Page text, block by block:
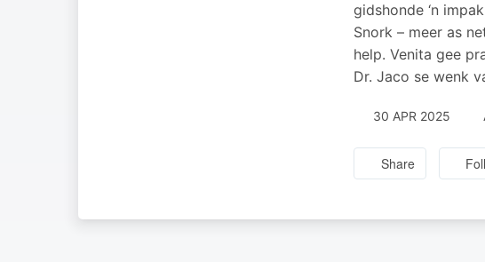
gidshonde ‘n
Snork – meer as
help. Venita gee
Dr. Jaco se wenk
30 APR 2025
Share